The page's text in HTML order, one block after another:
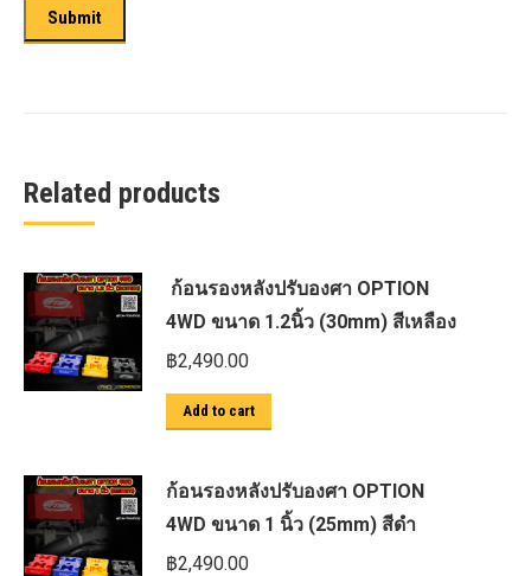
Related products
ก้อนรองหลังปรับองศา OPTION
4WD ขนาด 1.2นิ้ว (30mm) สีเหลือง
฿2,490.00
Add to cart
ก้อนรองหลังปรับองศา OPTION
4WD ขนาด 1 นิ้ว (25mm) สีดำ
฿2,490.00